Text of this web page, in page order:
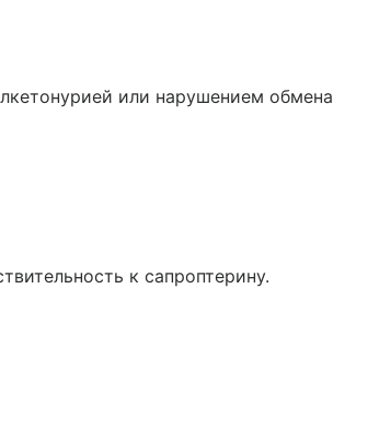
или нарушением обмена
к сапроптерину.